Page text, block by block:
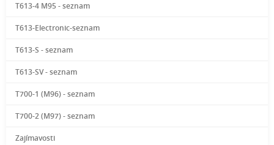
T613-4 M95 - seznam
T613-Electronic-seznam
T613-S - seznam
T613-SV - seznam
T700-1 (M96) - seznam
T700-2 (M97) - seznam
Zajímavosti